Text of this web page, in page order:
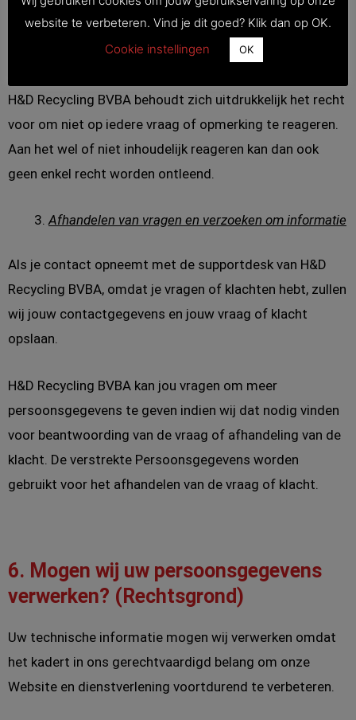
kanalen, zoals Facebook, Instagram en blogs. H&D
Recycling BVBA volgt discussies op deze kanalen, neemt
H&D Recycling BVBA behoudt zich uitdrukkelijk het recht
voor om niet op iedere vraag of opmerking te reageren.
Aan het wel of niet inhoudelijk reageren kan dan ook
geen enkel recht worden ontleend.
Afhandelen van vragen en verzoeken om informatie
Als je contact opneemt met de supportdesk van H&D
Recycling BVBA, omdat je vragen of klachten hebt, zullen
wij jouw contactgegevens en jouw vraag of klacht
opslaan.
H&D Recycling BVBA kan jou vragen om meer
persoonsgegevens te geven indien wij dat nodig vinden
voor beantwoording van de vraag of afhandeling van de
klacht. De verstrekte Persoonsgegevens worden
gebruikt voor het afhandelen van de vraag of klacht.
6. Mogen wij uw persoonsgegevens
verwerken? (Rechtsgrond)
Uw technische informatie mogen wij verwerken omdat
het kadert in ons gerechtvaardigd belang om onze
Website en dienstverlening voortdurend te verbeteren.
website te verbeteren. Vind je dit goed? Klik dan op OK.
Cookie instellingen
OK